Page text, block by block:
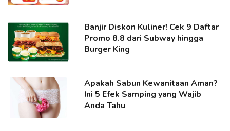
Banjir Diskon Kuliner! Cek 9 Daftar
Promo 8.8 dari Subway hingga
Burger King
Apakah Sabun Kewanitaan Aman?
Ini 5 Efek Samping yang Wajib
Anda Tahu